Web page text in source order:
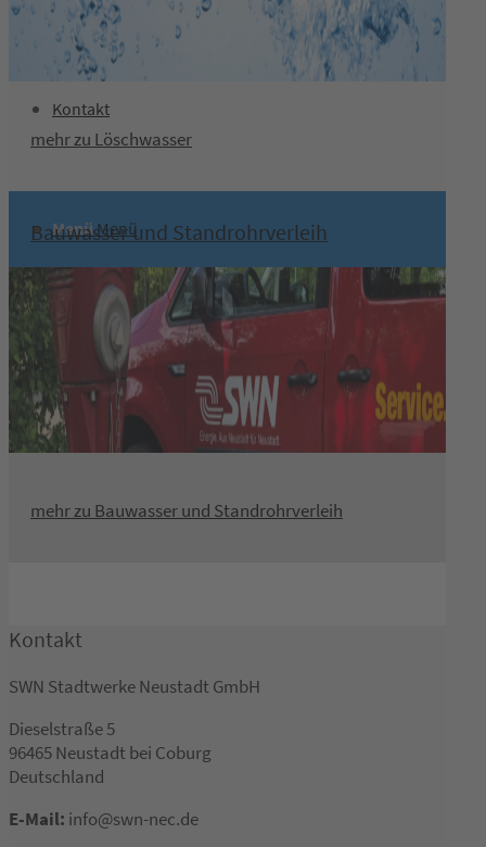
Kontakt
Menü Menü
mehr zu Löschwasser
Bauwasser und Standrohrverleih
mehr zu Bauwasser und Standrohrverleih
Kontakt
SWN Stadtwerke Neustadt GmbH
Dieselstraße 5
96465 Neustadt bei Coburg
Deutschland
E-Mail: info@swn-nec.de